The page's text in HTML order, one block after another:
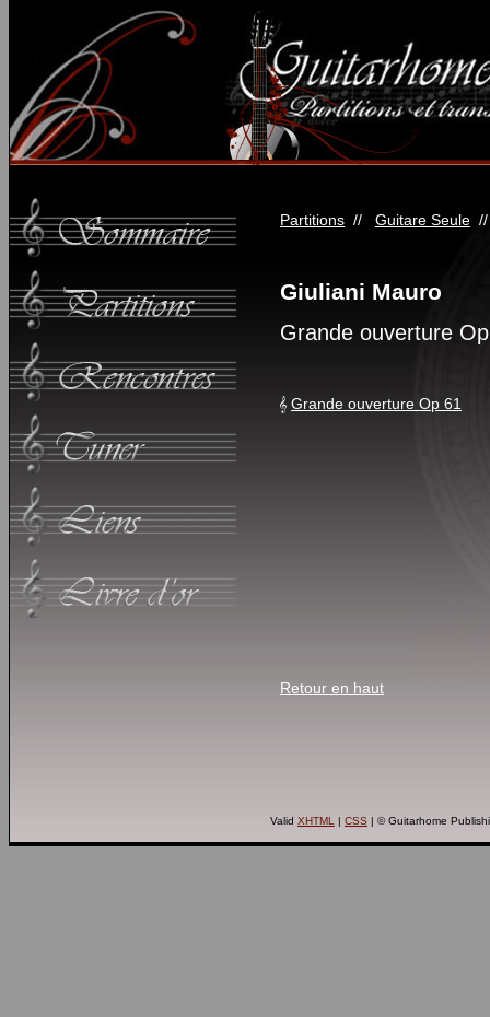
Partitions // Guitare Seule
Giuliani Mauro
Grande ouverture
Grande ouverture Op 61
Retour en haut
Valid XHTML | CSS | © Guitarhome